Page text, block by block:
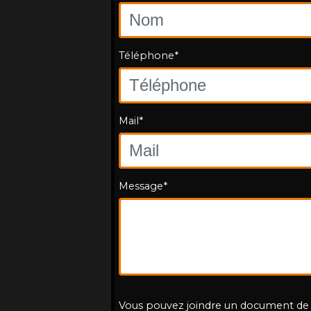
Téléphone*
Mail*
Message*
Vous pouvez joindre un document de